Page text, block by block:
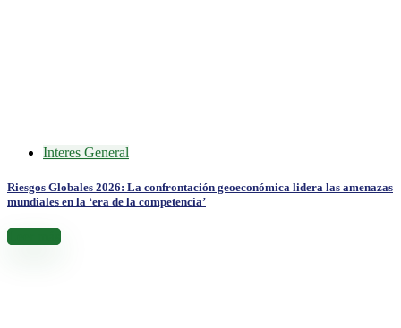
Interes General
Riesgos Globales 2026: La confrontación geoeconómica lidera las amenazas
mundiales en la ‘era de la competencia’